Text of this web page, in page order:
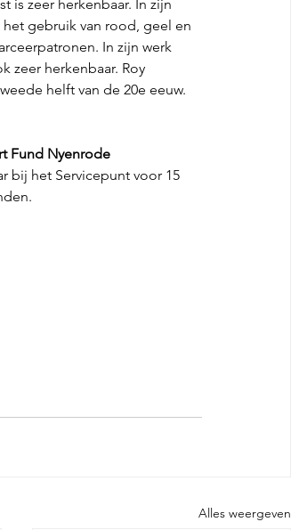
is zeer herkenbaar. In zijn
gebruik van rood, geel en
In zijn werk
zeer herkenbaar. Roy
helft van de 20e eeuw.
Fund Nyenrode
bij het Servicepunt voor 15
Alles weergeven